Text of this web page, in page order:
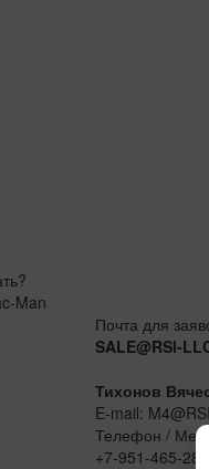
Man
Почта для
SALE@RSI-
Тихонов
E-mail:
Телефон /
+7-951-465-28-